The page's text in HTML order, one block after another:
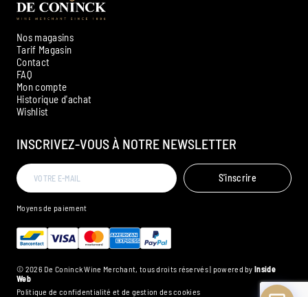
Nos magasins
Tarif Magasin
Contact
FAQ
Mon compte
Historique d'achat
Wishlist
INSCRIVEZ-VOUS À NOTRE NEWSLETTER
S'inscrire
Moyens de paiement
© 2026 De Coninck Wine Merchant, tous droits réservés | powered byInside
Web
Politique de confidentialité et de gestion des cookies